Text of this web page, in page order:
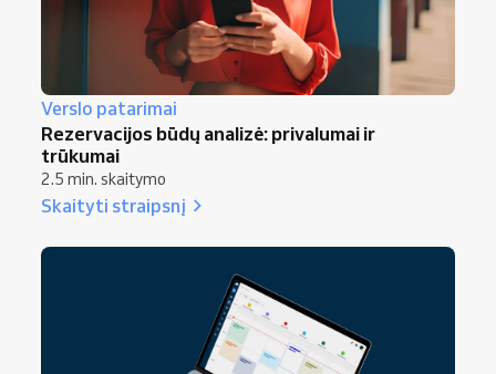
Verslo patarimai
Rezervacijos būdų analizė: privalumai ir
trūkumai
2.5 min. skaitymo
Skaityti straipsnį